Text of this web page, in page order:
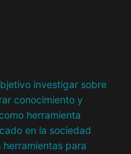
investigar sobre
conocimiento y
herramienta
en la sociedad
para